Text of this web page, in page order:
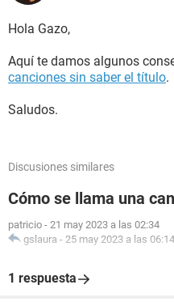
Hola Gazo,
Aquí te damos algunos
canciones sin saber el título.
Saludos.
Discusiones similares
Cómo se llama una
patricio - 21 may 2023 a las 02:34
gslaura - 25 may 2023 a las 06:14
1 respuesta